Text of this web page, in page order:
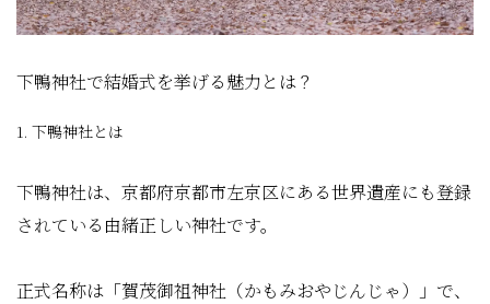
下鴨神社で結婚式を挙げる魅力とは？
1. 下鴨神社とは
下鴨神社は、京都府京都市左京区にある世界遺産にも登録
されている由緒正しい神社です。
正式名称は「賀茂御祖神社（かもみおやじんじゃ）」で、